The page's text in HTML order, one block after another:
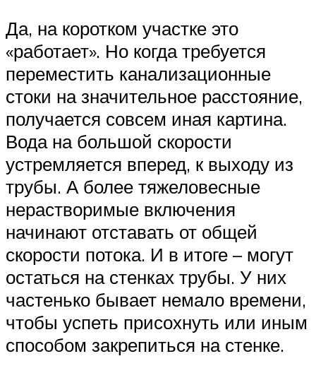
Да, на коротком участке это
«работает». Но когда требуется
переместить канализационные
стоки на значительное расстояние,
получается совсем иная картина.
Вода на большой скорости
устремляется вперед, к выходу из
трубы. А более тяжеловесные
нерастворимые включения
начинают отставать от общей
скорости потока. И в итоге – могут
остаться на стенках трубы. У них
частенько бывает немало времени,
чтобы успеть присохнуть или иным
способом закрепиться на стенке.